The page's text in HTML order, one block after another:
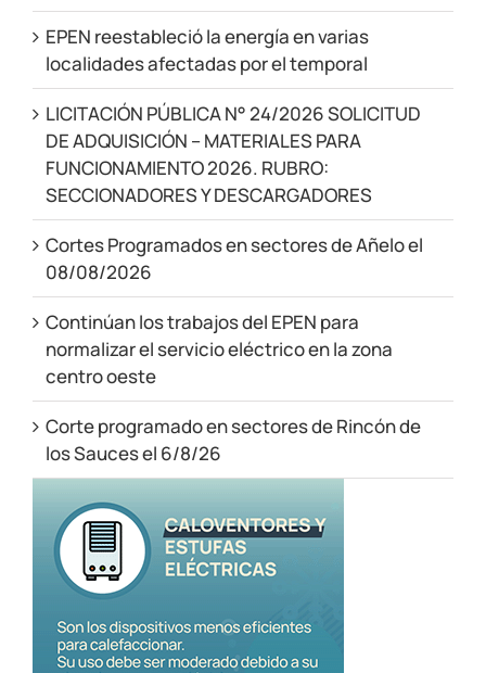
EPEN reestableció la energía en varias
localidades afectadas por el temporal
LICITACIÓN PÚBLICA N° 24/2026 SOLICITUD
DE ADQUISICIÓN – MATERIALES PARA
FUNCIONAMIENTO 2026. RUBRO:
SECCIONADORES Y DESCARGADORES
Cortes Programados en sectores de Añelo el
08/08/2026
Continúan los trabajos del EPEN para
normalizar el servicio eléctrico en la zona
centro oeste
Corte programado en sectores de Rincón de
los Sauces el 6/8/26